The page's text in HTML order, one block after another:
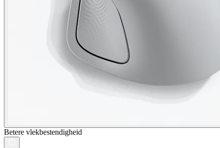
Betere vlekbestendigheid